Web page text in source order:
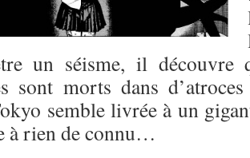
un séisme, il découvre
sont morts dans
semble livrée à un
à rien de connu…